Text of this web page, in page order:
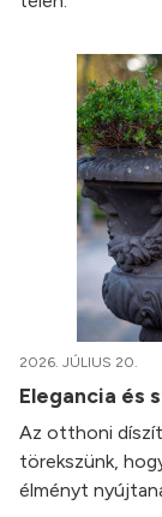
2026. JÚLIUS 20.
Elegancia és
Az otthoni
törekszünk,
élményt